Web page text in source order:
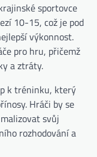
sportovce
10-15, což je pod
výkonnost.
pro hru, přičemž
a ztráty.
k tréninku, který
Hráči by se
svůj
rozhodování a